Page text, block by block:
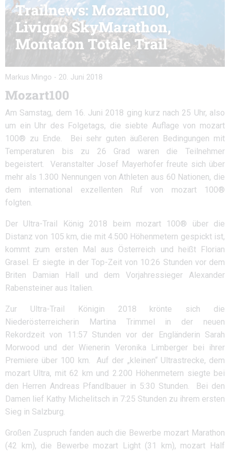
Trailnews: Mozart100,
Livigno SkyMarathon,
Montafon Totale Trail
Markus Mingo - 20. Juni 2018
Mozart100
Am Samstag, dem 16. Juni 2018 ging kurz nach 25 Uhr, also
um ein Uhr des Folgetags, die siebte Auflage von mozart
100® zu Ende. Bei sehr guten äußeren Bedingungen mit
Temperaturen bis zu 26 Grad waren die Teilnehmer
begeistert. Veranstalter Josef Mayerhofer freute sich über
mehr als 1.300 Nennungen von Athleten aus 60 Nationen, die
dem international exzellenten Ruf von mozart 100®
folgten.
Der Ultra-Trail König 2018 beim mozart 100® über die
Distanz von 105 km, die mit 4.500 Höhenmetern gespickt ist,
kommt zum ersten Mal aus Österreich und heißt Florian
Grasel. Er siegte in der Top-Zeit von 10:26 Stunden vor dem
Briten Damian Hall und dem Vorjahressieger Alexander
Rabensteiner aus Italien.
Zur Ultra-Trail Königin 2018 krönte sich die
Niederösterreicherin Martina Trimmel in der neuen
Rekordzeit von 11:57 Stunden vor der Engländerin Sarah
Morwood und der Wienerin Veronika Limberger bei ihrer
Premiere über 100 km. Auf der „kleinen“ Ultrastrecke, dem
mozart Ultra, mit 62 km und 2.200 Höhenmetern siegte bei
den Herren Andreas Pfandlbauer in 5:30 Stunden. Bei den
Damen lief Kathy Michelitsch in 7:25 Stunden zu ihrem ersten
Sieg in Salzburg.
Großen Zuspruch fanden auch die Bewerbe mozart Marathon
(42 km), die Bewerbe mozart Light (31 km), mozart Half